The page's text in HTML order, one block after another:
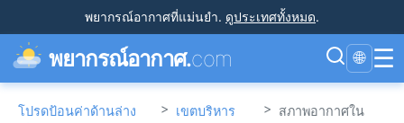
พยากรณ์อากาศที่แม่นยำ. ดูประเทศทั้งหมด.
พยากรณ์อากาศ.com 🌐 ☰
โปรดป้อนค่าด้านล่าง
> เขตบริหาร
> สภาพอากาศใน